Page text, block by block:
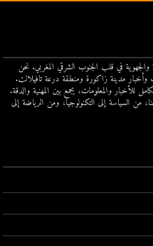
والجهوية في قلب الجنوب الشرقي المغربي. نحن
مدينة زاكورة ومنطقة درعة تافيلالت.
والمعلومات، يجمع بين المهنية والدقة.
من السياسة إلى التكنولوجيا، ومن الرياضة إلى